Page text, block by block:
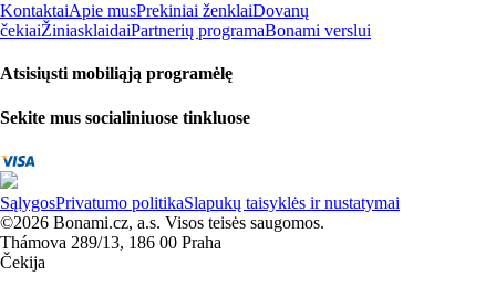
KontaktaiApie musPrekiniai ženklaiDovanų
čekiaiŽiniasklaidaiPartnerių programaBonami verslui
Atsisiųsti mobiliąją programėlę
Sekite mus socialiniuose tinkluose
SąlygosPrivatumo politikaSlapukų taisyklės ir nustatymai
©2026 Bonami.cz, a.s. Visos teisės saugomos.
Thámova 289/13, 186 00 Praha
Čekija